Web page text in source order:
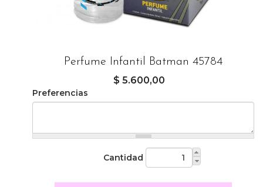
Perfume Infantil Batman 45784
$ 5.600,00
Preferencias
Cantidad